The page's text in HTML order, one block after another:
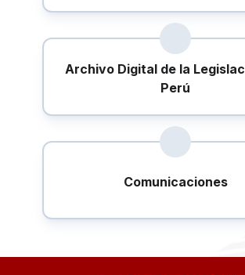
Archivo Digital de la
Perú
Comunicaciones